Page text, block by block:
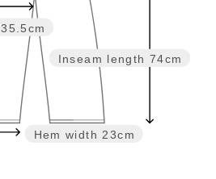
Inseam length 74cm
Hem width 23cm
35.5cm